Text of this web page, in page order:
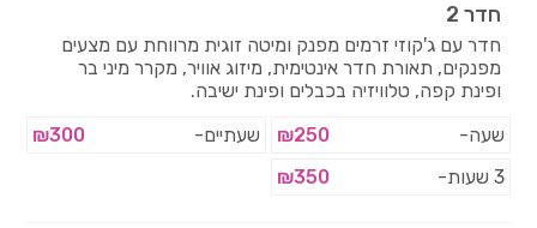
חדר 2
חדר עם ג'קוזי זרמים מפנק ומיטה זוגית מרווחת עם מצעים
מפנקים, תאורת חדר אינטימית, מיזוג אוויר, מקרר מיני בר
ופינת קפה, טלוויזיה בכבלים ופינת ישיבה.
שעה-
₪250 שעתיים-
₪300
3 שעות-
₪350